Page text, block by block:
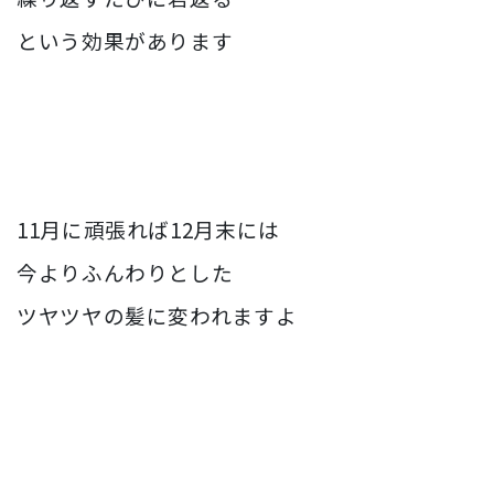
という効果があります
11月に頑張れば12月末には
今よりふんわりとした
ツヤツヤの髪に変われますよ